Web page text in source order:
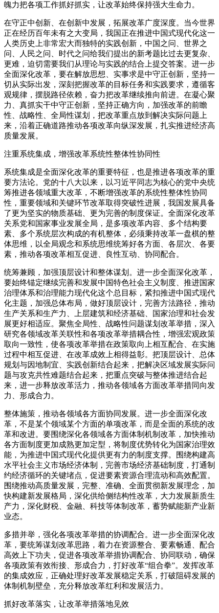
魄力把各项工作抓好抓实，让改革始终保持强大生命力。
在守正中创新、在创新中发展，拓展改革广度深度。当今世界
正在经历百年未有之大变局，我国正在推进中国式现代化这一
人类历史上非常宏大而独特的实践创新，中国之问、世界之
问、人民之问、时代之问给我们提出的新考题比过去更复杂、
更难，迫切需要我们从理论与实践的结合上提交答案。进一步
全面深化改革，要在解放思想、实事求是中守正创新，坚持一
切从实际出发，深刻把握改革的目标任务和实践要求，遵循客
观规律，摆脱路径依赖，奋力把改革继续推向前进。在凝心聚
力、真抓实干中守正创新，坚持正确方向，加强改革的前瞻
性、战略性、全局性谋划，把改革重点放到解决实际问题上
来，沿着正确道路推动各项改革向纵深发展，扎实推进经济高
质量发展。
注重系统集成，增强改革系统性整体性协同性
系统集成是全面深化改革的重要特征，也是推进各项改革的重
要方法论。党的十八大以来，以习近平同志为核心的党中央统
筹推进各领域重大改革，不断增强改革的系统性整体性协同
性，重要领域和关键环节改革取得突破性进展，我国发展具备
了更为坚实的物质基础、更为完善的制度保证。全面深化改革
关系党和国家事业发展全局，是多项改革内容、多个结构要
素、多个系统层次构成的有机整体，必须秉持改革一盘棋的整
体思维，以全局观念和系统思维统筹好各方面、各层次、各要
素，推动各项改革相互促进、良性互动、协同配合。
统筹兼顾，加强顶层设计和整体谋划。进一步全面深化改革，
要始终锚定继续完善和发展中国特色社会主义制度、推进国家
治理体系和治理能力现代化这个总目标，紧扣推进中国式现代
化主题，加强总体布局，做好顶层设计，完善方法路径，推动
生产关系和生产力、上层建筑和经济基础、国家治理和社会发
展更好相适应。聚焦全局性、战略性问题谋划改革举措，深入
研究各领域改革关联性和各项改革举措耦合性，增强宏观政策
取向一致性，使各项改革举措在政策取向上相互配合、在实施
过程中相互促进、在改革成效上相得益彰。把顶层设计、总体
规划与因地制宜、实践创新结合起来，把解决区域发展实际问
题与攻克共性难题结合起来，把重点突破与整体推进结合起
来，进一步释放改革活力，推动各领域各方面改革举措同向发
力、形成合力。
整体施策，推动各领域各方面协同发展。进一步全面深化改
革，不是某个领域某个方面的单项改革，而是全面的系统的改
革和改进。要围绕深化各领域各方面体制机制改革，加快推动
各方面制度更加成熟更加定型，将制度优势转化为国家治理效
能，为推进中国式现代化提供更有力的制度支撑。围绕构建高
水平社会主义市场经济体制，完善市场经济基础制度，打通制
约经济循环的关键堵点，促进要素资源合理流动和高效配置。
围绕推动高质量发展，完整、准确、全面贯彻新发展理念，加
快构建新发展格局，深化供给侧结构性改革，大力发展新质生
产力，深化财税、金融、科技等体制改革，蓄势赋能新产业新
业态。
多措并举，强化各项改革举措的协调配合。进一步全面深化改
革，要统筹谋划改革思路，着力在资源整合、要素畅通、配合
高效上下功夫，促进各项改革举措协调配合、协同联动，确保
各项政策有效衔接、形成合力，打好改革“组合拳”。发挥改革
的集成效应，正确处理好改革发展稳定关系，打破阻碍发展的
体制机制壁垒，充分释放改革红利和发展活力。
抓好改革落实，让改革举措落地见效